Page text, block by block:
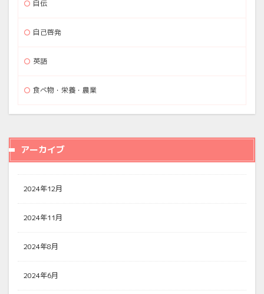
自伝
自己啓発
英語
食べ物・栄養・農業
アーカイブ
2024年12月
2024年11月
2024年8月
2024年6月